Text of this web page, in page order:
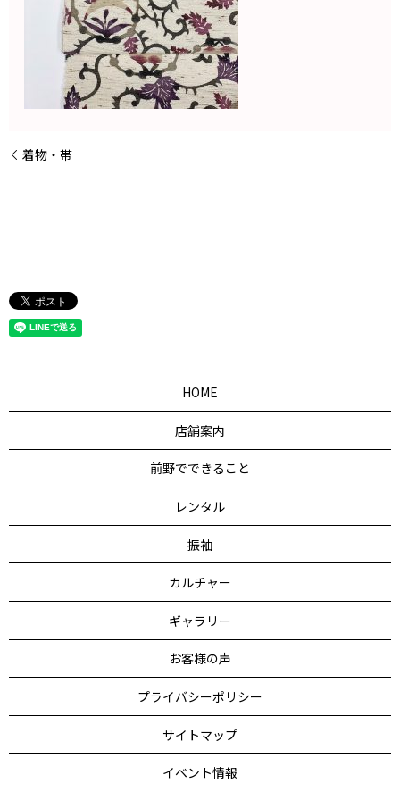
着物・帯
HOME
店舗案内
前野でできること
レンタル
振袖
カルチャー
ギャラリー
お客様の声
プライバシーポリシー
サイトマップ
イベント情報